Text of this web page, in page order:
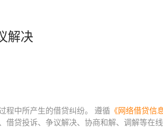
解决
程中所产生的借贷纠纷。 遵循 《网络借贷信
贷投诉、争议解决、协商和解、调解等在线